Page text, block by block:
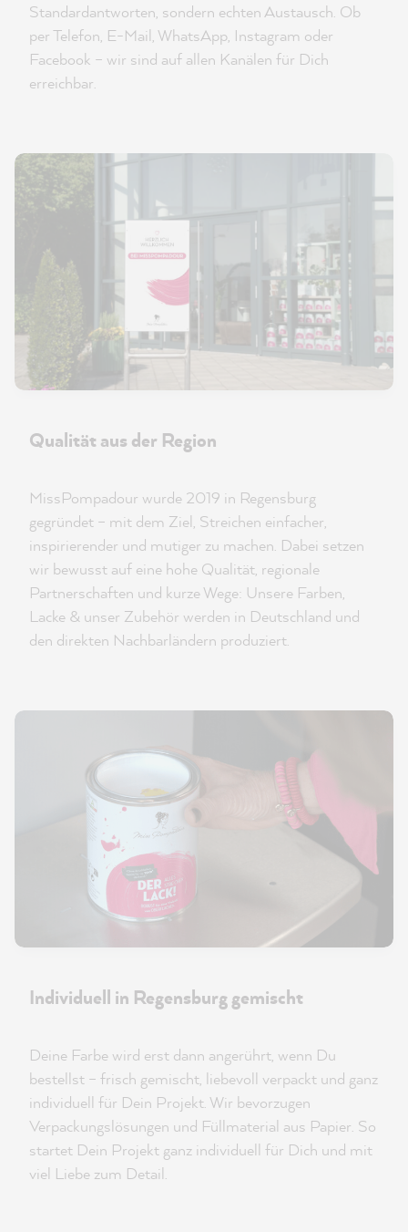
Standardantworten, sondern echten Austausch. Ob
per Telefon, E-Mail, WhatsApp, Instagram oder
Facebook – wir sind auf allen Kanälen für Dich
erreichbar.
Qualität aus der Region
MissPompadour wurde 2019 in Regensburg
gegründet – mit dem Ziel, Streichen einfacher,
inspirierender und mutiger zu machen. Dabei setzen
wir bewusst auf eine hohe Qualität, regionale
Partnerschaften und kurze Wege: Unsere Farben,
Lacke & unser Zubehör werden in Deutschland und
den direkten Nachbarländern produziert.
Individuell in Regensburg gemischt
Deine Farbe wird erst dann angerührt, wenn Du
bestellst – frisch gemischt, liebevoll verpackt und ganz
individuell für Dein Projekt. Wir bevorzugen
Verpackungslösungen und Füllmaterial aus Papier. So
startet Dein Projekt ganz individuell für Dich und mit
viel Liebe zum Detail.